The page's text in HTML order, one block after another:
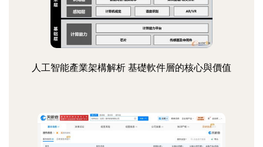
人工智能產業架構解析 基礎軟件層的核心與價值